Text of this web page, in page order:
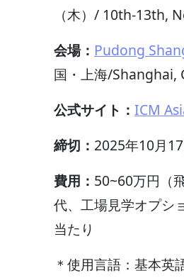
（木）/ 10th-13th,
会場： Pudong
国・上海/Shanghai,
公式サイト： ICM
締切： 2025年10月
費用： 50~60万円（
代、工場見学オプシ
当たり
＊使用言語：基本英